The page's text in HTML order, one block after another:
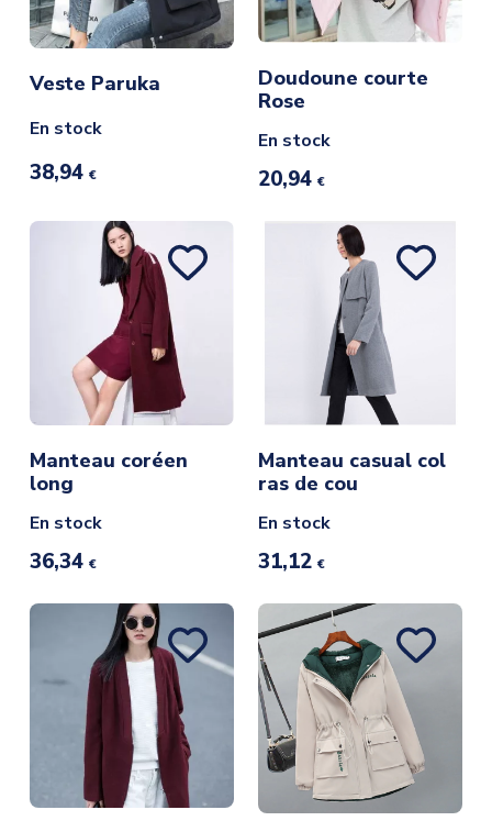
Veste Paruka
En stock
38,94 €
Doudoune courte
Rose
En stock
20,94 €
Manteau coréen
long
En stock
36,34 €
Manteau casual col
ras de cou
En stock
31,12 €